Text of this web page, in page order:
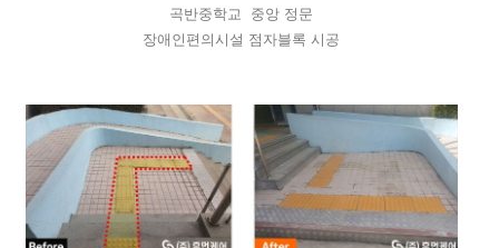
곡반중학교 중앙 정문
장애인편의시설 점자블록 시공